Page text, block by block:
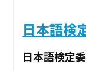
日本語
日本語検定